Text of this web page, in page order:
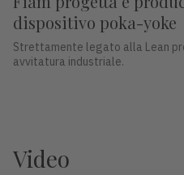
dispositivo poka-yoke
Strettamente legato alla Lean
avvitatura industriale.
Video